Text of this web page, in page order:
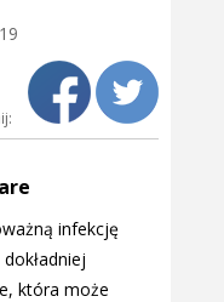
infekcję
która może